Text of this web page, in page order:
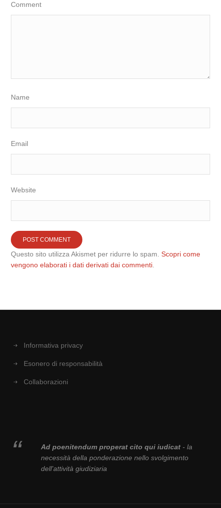
Comment
Name
Email
Website
Questo sito utilizza Akismet per ridurre lo spam.Scopri come
vengono elaborati i dati derivati dai commenti
Informativa privacy
Esonero di responsabilità
Collaborazioni
Ad poenitendum properat cito qui iudicat- la
necessità della ponderazione nello svolgimento
dell'attività giudiziaria